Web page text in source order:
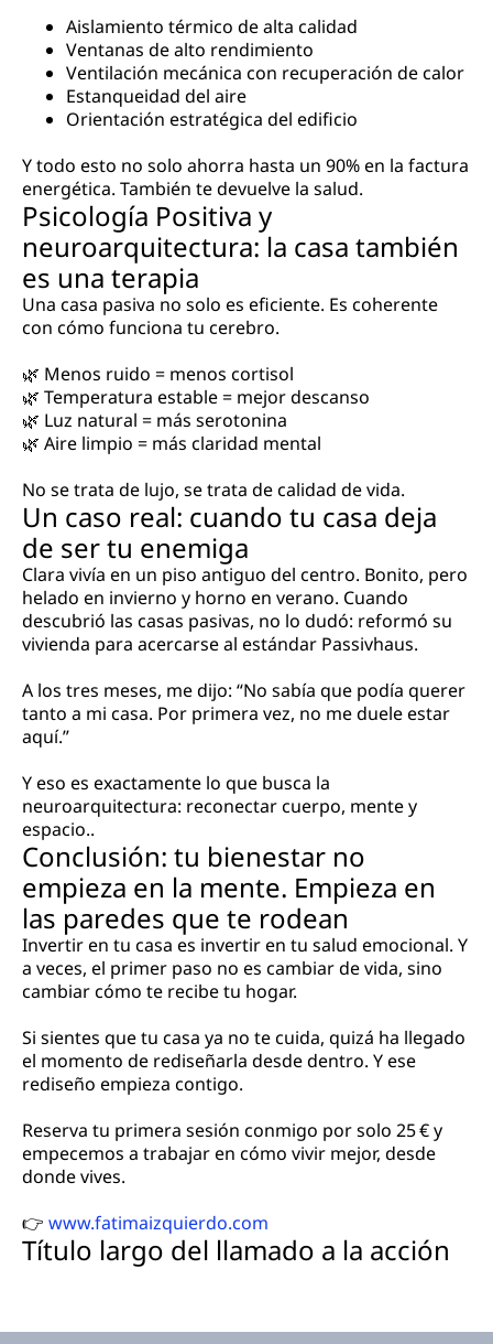
Aislamiento térmico de alta calidad
Ventanas de alto rendimiento
Ventilación mecánica con recuperación de calor
Estanqueidad del aire
Orientación estratégica del edificio
Y todo esto no solo ahorra hasta un 90% en la factura
energética. También te devuelve la salud.
Psicología Positiva y
neuroarquitectura: la casa también
es una terapia
Una casa pasiva no solo es eficiente. Es coherente
con cómo funciona tu cerebro.
🌿 Menos ruido = menos cortisol
🌿 Temperatura estable = mejor descanso
🌿 Luz natural = más serotonina
🌿 Aire limpio = más claridad mental
No se trata de lujo, se trata de calidad de vida.
Un caso real: cuando tu casa deja
de ser tu enemiga
Clara vivía en un piso antiguo del centro. Bonito, pero
helado en invierno y horno en verano. Cuando
descubrió las casas pasivas, no lo dudó: reformó su
vivienda para acercarse al estándar Passivhaus.
A los tres meses, me dijo: “No sabía que podía querer
tanto a mi casa. Por primera vez, no me duele estar
aquí.”
Y eso es exactamente lo que busca la
neuroarquitectura: reconectar cuerpo, mente y
espacio..
Conclusión: tu bienestar no
empieza en la mente. Empieza en
las paredes que te rodean
Invertir en tu casa es invertir en tu salud emocional. Y
a veces, el primer paso no es cambiar de vida, sino
cambiar cómo te recibe tu hogar.
Si sientes que tu casa ya no te cuida, quizá ha llegado
el momento de rediseñarla desde dentro. Y ese
rediseño empieza contigo.
Reserva tu primera sesión conmigo por solo 25 € y
empecemos a trabajar en cómo vivir mejor, desde
donde vives.
👉 www.fatimaizquierdo.com
Título largo del llamado a la acción